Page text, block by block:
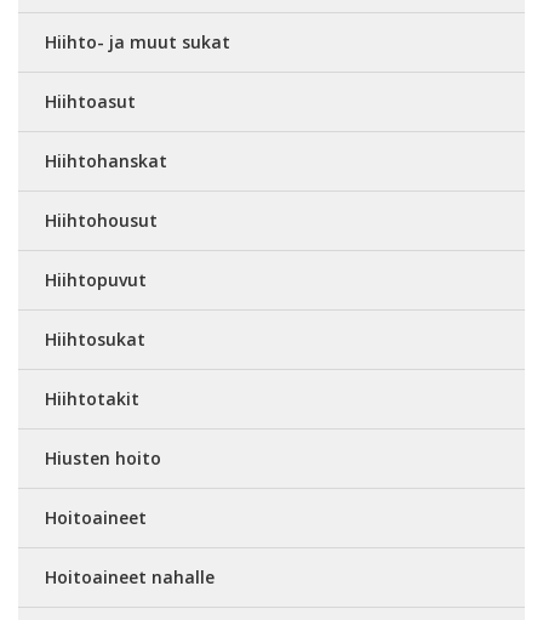
Hiihto- ja muut sukat
Hiihtoasut
Hiihtohanskat
Hiihtohousut
Hiihtopuvut
Hiihtosukat
Hiihtotakit
Hiusten hoito
Hoitoaineet
Hoitoaineet nahalle